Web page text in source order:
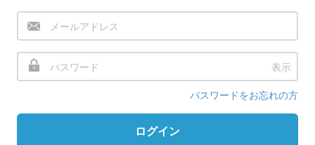
表示
パスワードをお忘れの方
ログイン